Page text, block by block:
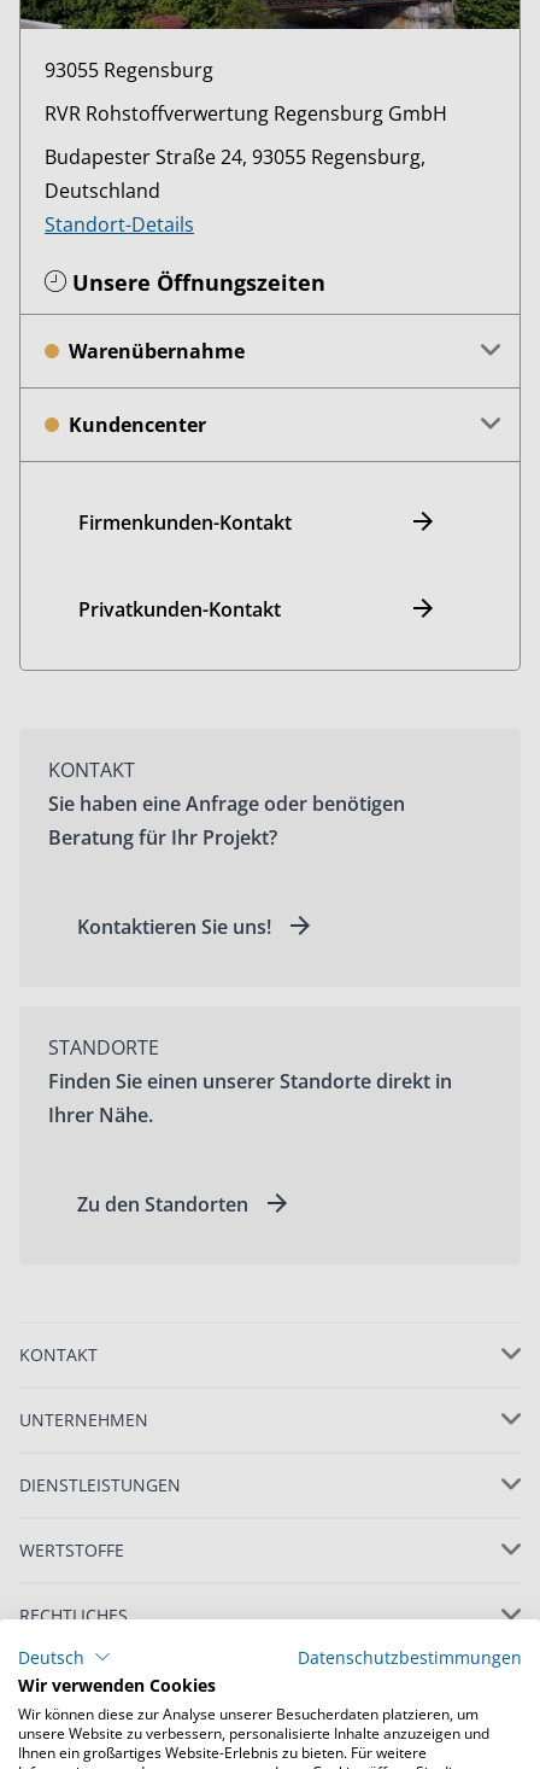
93055 Regensburg
RVR Rohstoffverwertung Regensburg GmbH
Budapester Straße 24, 93055 Regensburg,
Deutschland
Standort-Details
Unsere Öffnungszeiten
Warenübernahme
Kundencenter
Firmenkunden-Kontakt
Privatkunden-Kontakt
KONTAKT
Sie haben eine Anfrage oder benötigen
Beratung für Ihr Projekt?
Kontaktieren Sie uns!
STANDORTE
Finden Sie einen unserer Standorte direkt in
Ihrer Nähe.
Zu den Standorten
KONTAKT
UNTERNEHMEN
DIENSTLEISTUNGEN
WERTSTOFFE
RECHTLICHES
Deutsch
Datenschutzbestimmungen
Wir verwenden Cookies
Wir können diese zur Analyse unserer Besucherdaten platzieren, um
unsere Website zu verbessern, personalisierte Inhalte anzuzeigen und
Ihnen ein großartiges Website-Erlebnis zu bieten. Für weitere